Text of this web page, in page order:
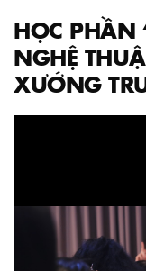
HỌC PHẦN
NGHỆ
XƯỚNG